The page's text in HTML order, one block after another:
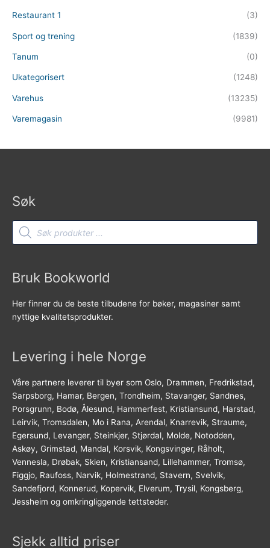
Restaurant 1 (3)
Sport og trening (1839)
Tanum (0)
Ukategorisert (1248)
Varehus (13235)
Varemagasin (9981)
Søk
Products
search
Bruk Bookworld
Her finner du de beste tilbudene for bøker, magasiner samt
nyttige kvalitetsprodukter.
Levering i hele Norge
Våre partnere leverer til byer som Oslo, Drammen, Fredrikstad,
Sarpsborg, Hamar, Bergen, Trondheim, Stavanger, Sandnes,
Porsgrunn, Bodø, Ålesund, Hammerfest, Kristiansund, Harstad,
Leirvik, Tromsdalen, Mo i Rana, Arendal, Knarrevik, Straume,
Egersund, Levanger, Steinkjer, Stjørdal, Molde, Notodden,
Askøy, Grimstad, Mandal, Korsvik, Kongsvinger, Råholt,
Vennesla, Drøbak, Skien, Kristiansand, Lillehammer, Tromsø,
Figgjo, Raufoss, Narvik, Holmestrand, Stavern, Svelvik,
Sandefjord, Konnerud, Kopervik, Elverum, Trysil, Kongsberg,
Jessheim og omkringliggende tettsteder.
Sjekk alltid priser